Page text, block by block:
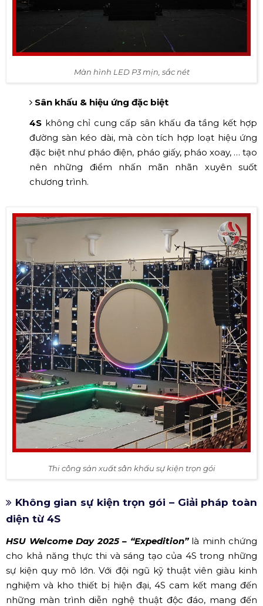
Màn hình LED P3 mịn, sắc nét
Sân khấu & hiệu ứng đặc biệt
4S không chỉ cung cấp sân khấu đa tầng kết hợp
đường sàn kéo dài, mà còn tích hợp loạt hiệu ứng
đặc biệt như pháo điện, pháo giấy, pháo xoay, … tạo
nên những điểm nhấn mãn nhãn xuyên suốt
chương trình.
Thi công sản xuất sân khấu sự kiện trọn gói
Không gian sự kiện trọn gói – Giải pháp toàn
diện từ 4S
HSU Welcome Day 2025 – “Expedition”là minh chứng
cho khả năng thực thi và sáng tạo của 4S trong những
sự kiện quy mô lớn. Với đội ngũ kỹ thuật viên giàu kinh
nghiệm và kho thiết bị hiện đại, 4S cam kết mang đến
những màn trình diễn nghệ thuật độc đáo, mang đến